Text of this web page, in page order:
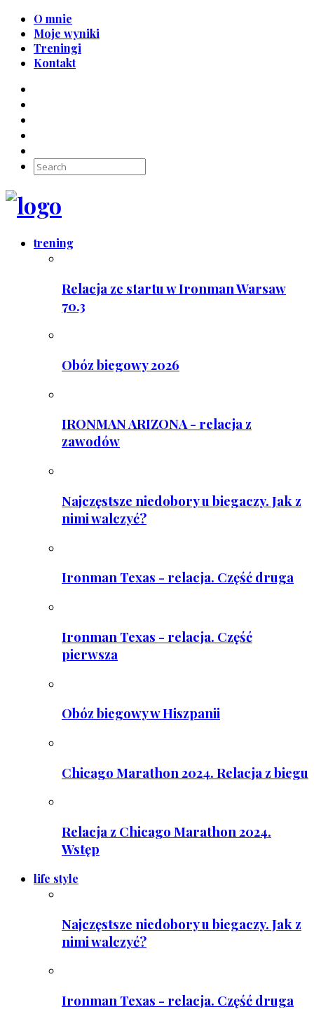
O mnie
Moje wyniki
Treningi
Kontakt
trening
Relacja ze startu w Ironman Warsaw
70.3
Obóz biegowy 2026
IRONMAN ARIZONA - relacja z
zawodów
Najczęstsze niedobory u biegaczy. Jak z
nimi walczyć?
Ironman Texas - relacja. Część druga
Ironman Texas - relacja. Część
pierwsza
Obóz biegowy w Hiszpanii
Chicago Marathon 2024. Relacja z biegu
Relacja z Chicago Marathon 2024.
Wstęp
life style
Najczęstsze niedobory u biegaczy. Jak z
nimi walczyć?
Ironman Texas - relacja. Część druga